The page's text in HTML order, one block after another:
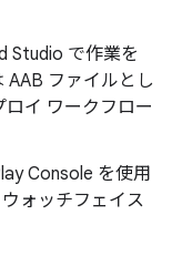
Studio で作業を
AAB ファイルとし
イ ワークフロー
Console を使用
ォッチフェイス